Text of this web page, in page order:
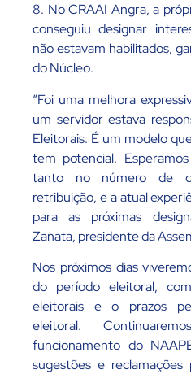
8. No CRAAI Angra, a
conseguiu designar
não estavam habilitados,
do Núcleo.
“Foi uma melhora
um servidor estava
Eleitorais. É um modelo
tem potencial.
tanto no número de
retribuição, e a atual
para as próximas
Zanata, presidente da
Nos próximos dias
do período eleitoral,
eleitorais e o prazos
eleitoral.
funcionamento do
sugestões e